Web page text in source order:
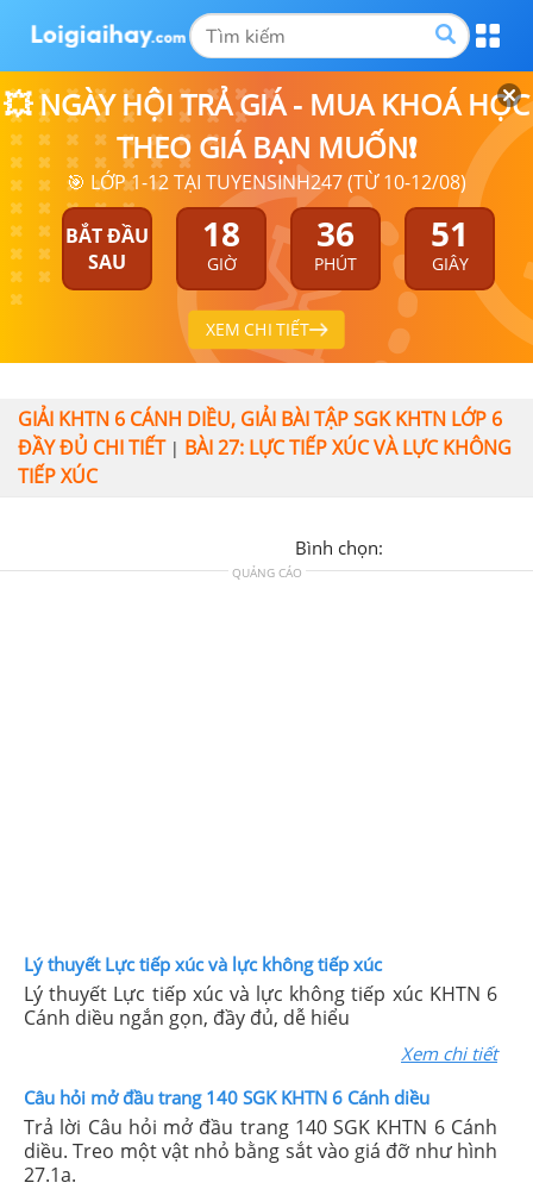
💥 NGÀY HỘI TRẢ GIÁ - MUA KHOÁ HỌC
THEO GIÁ BẠN MUỐN❗
🎯 LỚP 1-12 TẠI TUYENSINH247 (TỪ 10-12/08)
BẮT ĐẦU
SAU
18
GIỜ
36
PHÚT
51
GIÂY
XEM CHI TIẾT
GIẢI KHTN 6 CÁNH DIỀU, GIẢI BÀI TẬP SGK KHTN LỚP 6
ĐẦY ĐỦ CHI TIẾT| BÀI 27: LỰC TIẾP XÚC VÀ LỰC KHÔNG
TIẾP XÚC
Bình chọn:
QUẢNG CÁO
Lý thuyết Lực tiếp xúc và lực không tiếp xúc
Lý thuyết Lực tiếp xúc và lực không tiếp xúc KHTN 6
Cánh diều ngắn gọn, đầy đủ, dễ hiểu
Xem chi tiết
Câu hỏi mở đầu trang 140 SGK KHTN 6 Cánh diều
Trả lời Câu hỏi mở đầu trang 140 SGK KHTN 6 Cánh
diều. Treo một vật nhỏ bằng sắt vào giá đỡ như hình
27.1a.